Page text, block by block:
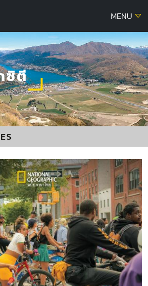
MENU
ซิตี